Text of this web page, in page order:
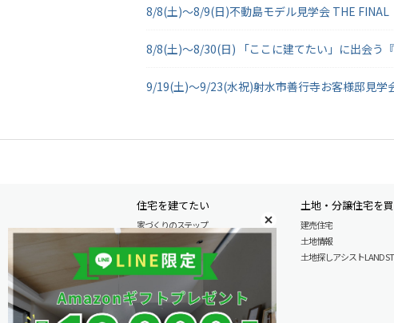
8/8(土)～8/9(日)不動島モデル見学会 THE FINAL
8/8(土)～8/30(日) 「ここに建てたい」に出会う
9/19(土)～9/23(水祝)射水市善行寺お客様邸見学
住宅を建てたい
家づくりのステップ
自由設計注文住宅
木の特性を活かした北陸の家づくり
住宅の性能
安心のアフターサービス
商品情報
土地・分譲住宅を
建売住宅
土地情報
土地探しアシスト LAND